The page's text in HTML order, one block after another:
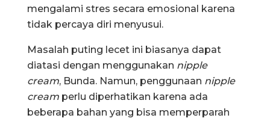
mengalami stres secara emosional karena
tidak percaya diri menyusui.
Masalah puting lecet ini biasanya dapat
diatasi dengan menggunakan nipple
cream, Bunda. Namun, penggunaan nipple
cream perlu diperhatikan karena ada
beberapa bahan yang bisa memperparah